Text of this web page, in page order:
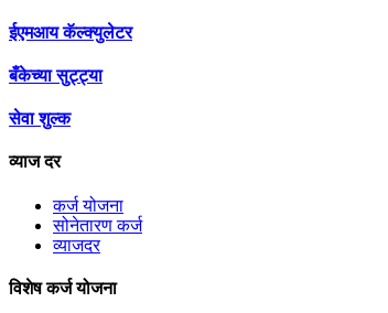
ईएमआय कॅल्क्युलेटर
बँकेच्या सुट्ट्या
सेवा शुल्क
व्याज दर
कर्ज योजना
सोनेतारण कर्ज
व्याजदर
विशेष कर्ज योजना